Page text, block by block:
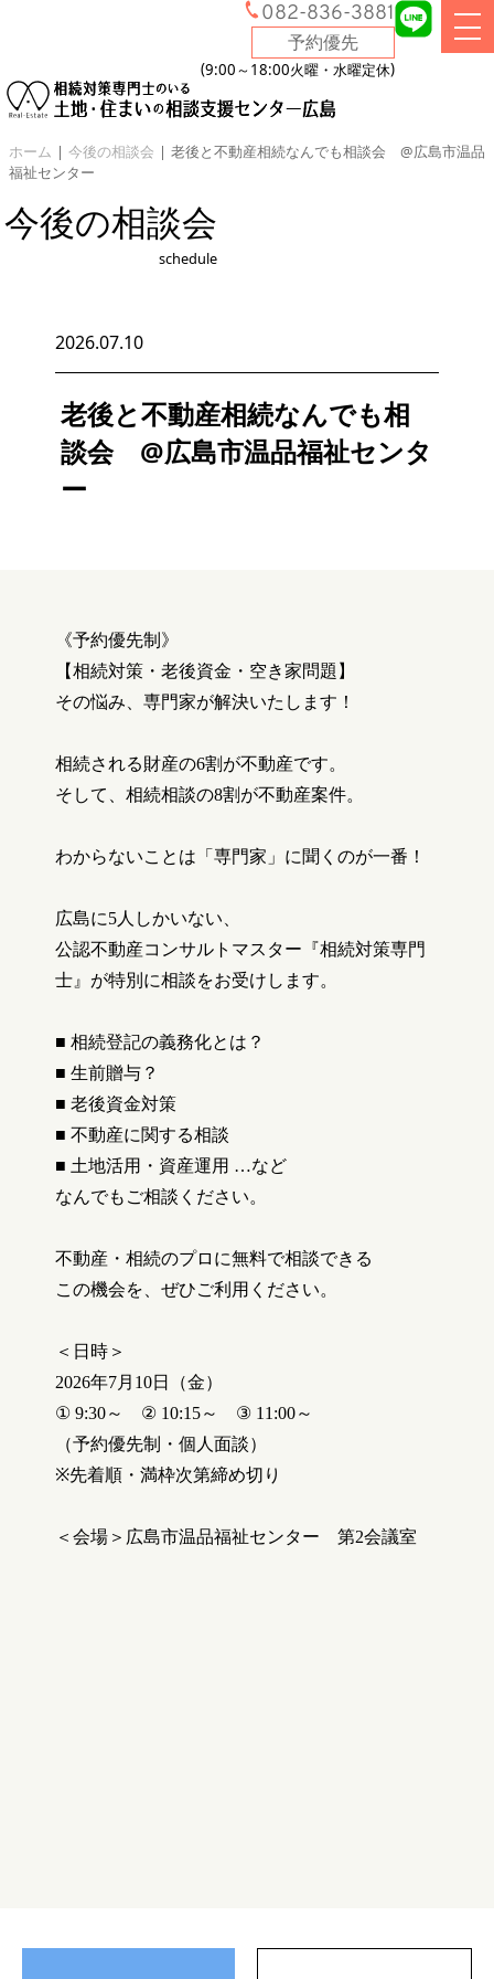
082-836-3881
予約優先
9:00～18:00火曜・水曜定休
ホーム | 今後の相談会 | 老後と不動産相続なんでも相談会 @広島市温品
福祉センター
今後の相談会
schedule
2026.07.10
老後と不動産相続なんでも相
談会 @広島市温品福祉センタ
ー
《予約優先制》
【相続対策・老後資金・空き家問題】
その悩み、専門家が解決いたします！
相続される財産の6割が不動産です。
そして、相続相談の8割が不動産案件。
わからないことは「専門家」に聞くのが一番！
広島に5人しかいない、
公認不動産コンサルトマスター『相続対策専門
士』が特別に相談をお受けします。
■ 相続登記の義務化とは？
■ 生前贈与？
■ 老後資金対策
■ 不動産に関する相談
■ 土地活用・資産運用 …など
なんでもご相談ください。
不動産・相続のプロに無料で相談できる
この機会を、ぜひご利用ください。
＜日時＞
2026年7月10日（金）
① 9:30～ ② 10:15～ ③ 11:00～
（予約優先制・個人面談）
※先着順・満枠次第締め切り
＜会場＞広島市温品福祉センター 第2会議室